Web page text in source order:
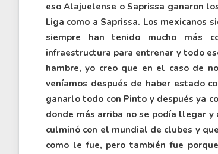
eso Alajuelense o Saprissa ganaron
Liga como a Saprissa. Los mexicanos
siempre han tenido mucho más
infraestructura para entrenar y todo
hambre, yo creo que en el caso de
veníamos después de haber estado
ganarlo todo con Pinto y después ya
donde más arriba no se podía llegar
culminó con el mundial de clubes y
como le fue, pero también fue